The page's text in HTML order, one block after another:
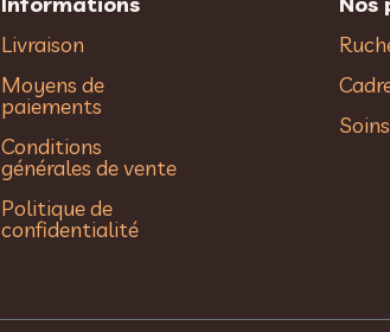
Livraison
Moyens de
paiements
Conditions
générales de vente
Politique de
confidentialité
Soins